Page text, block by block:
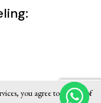
you agree to our use of